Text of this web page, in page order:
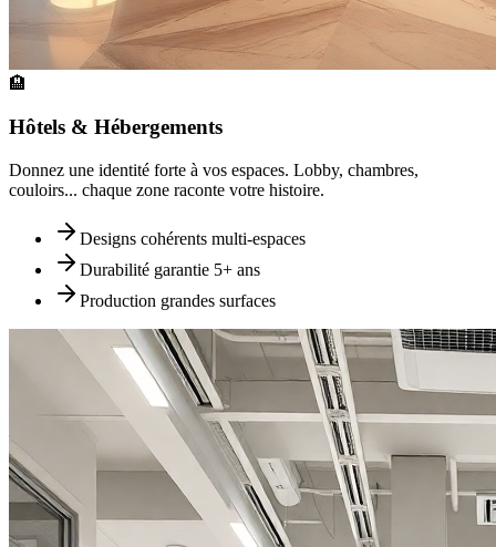
🏨
Hôtels & Hébergements
Donnez une identité forte à vos espaces. Lobby, chambres,
couloirs... chaque zone raconte votre histoire.
Designs cohérents multi-espaces
Durabilité garantie 5+ ans
Production grandes surfaces